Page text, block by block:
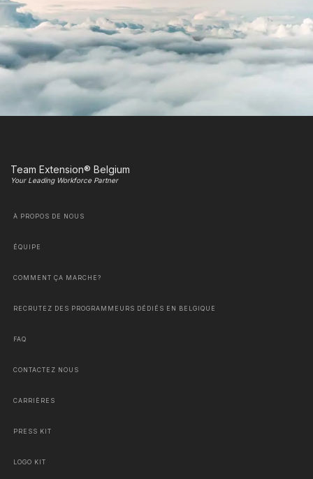
Team Extension® Belgium
Your Leading Workforce Partner
À PROPOS DE NOUS
ÉQUIPE
COMMENT ÇA MARCHE?
RECRUTEZ DES PROGRAMMEURS DÉDIÉS EN BELGIQUE
FAQ
CONTACTEZ NOUS
CARRIÈRES
PRESS KIT
LOGO KIT